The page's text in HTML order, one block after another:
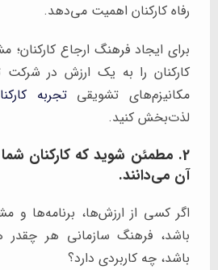
رفاه کارکنان اهمیت می‌دهد.
برای ایجاد فرهنگ ارجاع کارکنان؛
کارکنان را به یک ارزش در شرکت
مکانیزم‌های تشویقیتجربه
لذت‌بخش کنید.
2. مطمئن شوید که کارکنان
آن می‌دانند.
اگر کسی از ارزش‌ها، برنامه‌ها و
باشد، فرهنگ سازمانی هر
باشد، چه کاربردی دارد؟